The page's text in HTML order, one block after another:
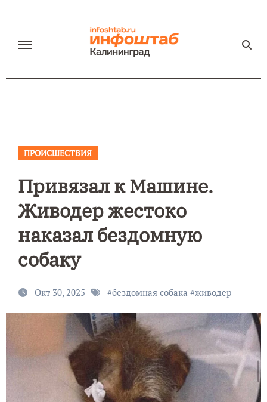
содержанию
ПРОИСШЕСТВИЯ
Привязал к Машине.
Живодер жестоко
наказал бездомную
собаку
Окт 30, 2025 #бездомная собака #живодер